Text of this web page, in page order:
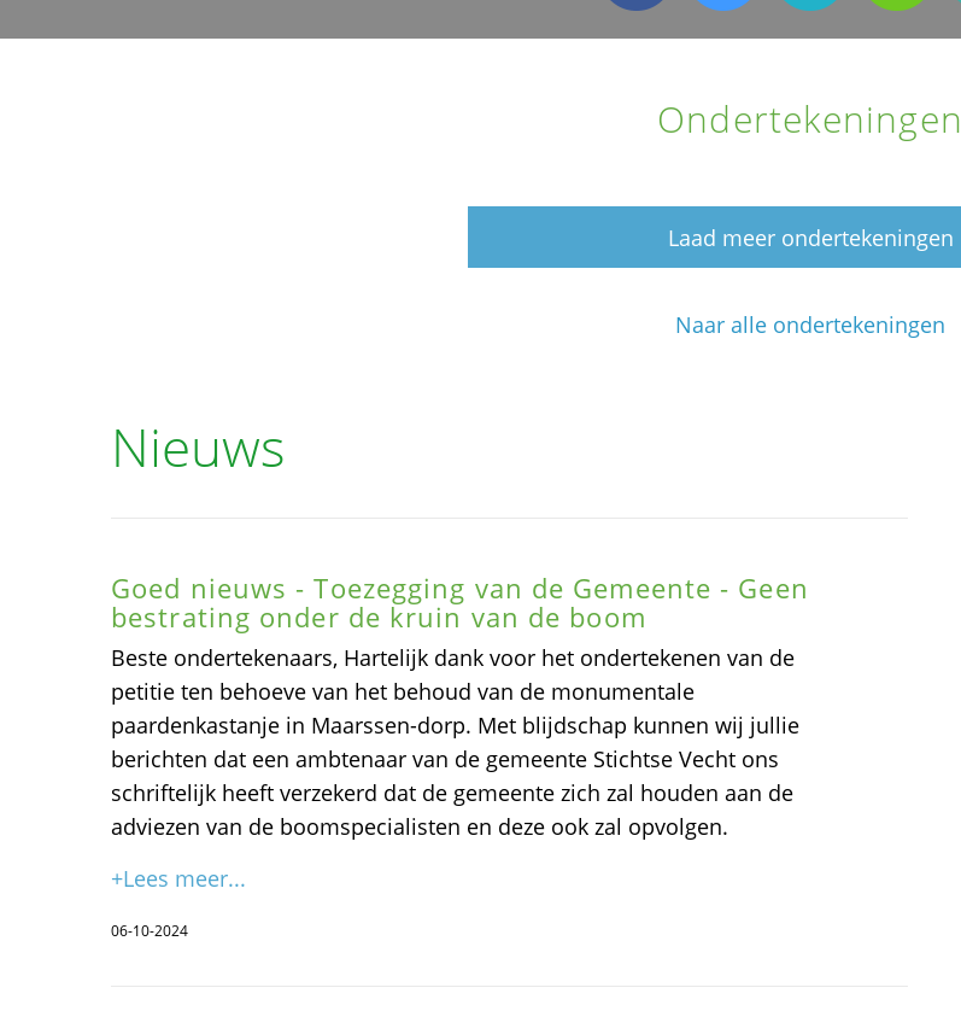
Ondertekeningen
Laad meer ondertekeningen
Naar alle ondertekeningen
Nieuws
Goed nieuws - Toezegging van de Gemeente - Geen
bestrating onder de kruin van de boom
Beste ondertekenaars, Hartelijk dank voor het ondertekenen van de
petitie ten behoeve van het behoud van de monumentale
paardenkastanje in Maarssen-dorp. Met blijdschap kunnen wij jullie
berichten dat een ambtenaar van de gemeente Stichtse Vecht ons
schriftelijk heeft verzekerd dat de gemeente zich zal houden aan de
adviezen van de boomspecialisten en deze ook zal opvolgen.
+Lees meer...
06-10-2024